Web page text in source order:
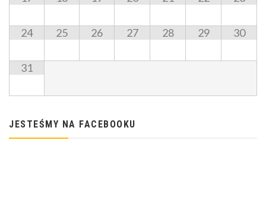
24 25 26 27 28 29 30
31
JESTEŚMY NA FACEBOOKU